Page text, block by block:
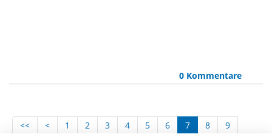
0 Kommentare
<< < 1 2 3 4 5 6 7 8
9